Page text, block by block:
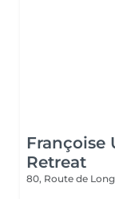
Françoise
Retreat
80, Route de